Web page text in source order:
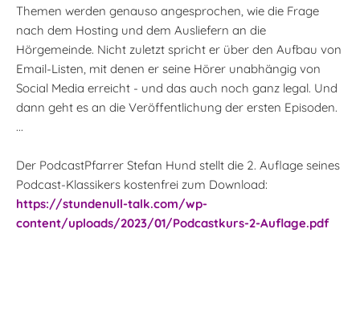
Themen werden genauso angesprochen, wie die Frage
nach dem Hosting und dem Ausliefern an die
Hörgemeinde. Nicht zuletzt spricht er über den Aufbau von
Email-Listen, mit denen er seine Hörer unabhängig von
Social Media erreicht - und das auch noch ganz legal. Und
dann geht es an die Veröffentlichung der ersten Episoden.
...
Der PodcastPfarrer Stefan Hund stellt die 2. Auflage seines
Podcast-Klassikers kostenfrei zum Download:
https://stundenull-talk.com/wp-
content/uploads/2023/01/Podcastkurs-2-Auflage.pdf